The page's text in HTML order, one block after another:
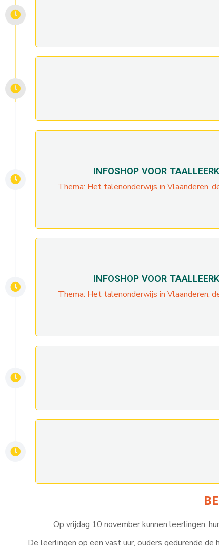
INFOSHOP VOOR
Thema: Het talenonderwijs in Vlaanderen,
INFOSHOP VOOR
Thema: Het talenonderwijs in Vlaanderen,
Op vrijdag 10 november kunnen leerlingen,
De leerlingen op een vast uur, ouders gedurende